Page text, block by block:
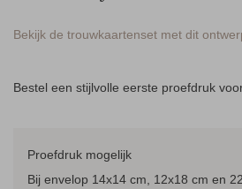
Bekijk de trouwkaartenset met dit
Bestel een stijlvolle eerste proefdruk
Proefdruk mogelijk
Bij envelop 14x14 cm, 12x18 cm en